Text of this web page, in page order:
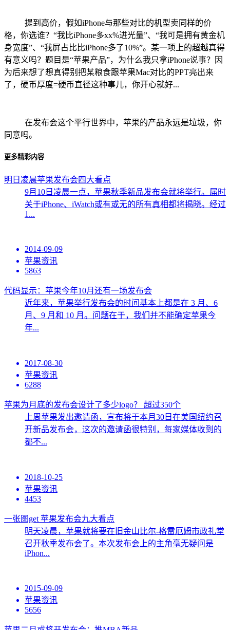
提到高价，假如iPhone与那些对比的机型卖同样的价
格，你选谁？“我比iPhone多xx%进光量”、“我可是拥有黄金机
身宽度”、“我屏占比比iPhone多了10%”。某一项上的超越真得
有意义吗？题目是“苹果产品”，为什么我只拿iPhone说事？因
为后来想了想真得别把某粮食跟苹果Mac对比的PPT亮出来
了，硬币厚度=硬币直径这种事儿，你开心就好...
在发布会这个平行世界中，苹果的产品永远是垃圾，你
同意吗。
更多精彩内容
明日凌晨苹果发布会四大看点
9月10日凌晨一点，苹果秋季新品发布会就将举行。届时
关于iPhone、iWatch或有或无的所有真相都将揭晓。经过
1...
2014-09-09
苹果资讯
5863
代码显示：苹果今年10月还有一场发布会
近年来，苹果举行发布会的时间基本上都是在 3 月、6
月、9 月和 10 月。问题在于，我们并不能确定苹果今
年...
2017-08-30
苹果资讯
6288
苹果为月底的发布会设计了多少logo？ 超过350个
上周苹果发出邀请函，宣布将于本月30日在美国纽约召
开新品发布会，这次的邀请函很特别，每家媒体收到的
都不...
2018-10-25
苹果资讯
4453
一张图get 苹果发布会九大看点
明天凌晨，苹果就将要在旧金山比尔-格雷厄姆市政礼堂
召开秋季发布会了。本次发布会上的主角毫无疑问是
iPhon...
2015-09-09
苹果资讯
5656